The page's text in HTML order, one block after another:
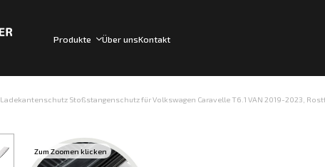
Produkte Über unsKontakt
Ladekantenschutz Stoßstangenschutz für Volkswagen Caravelle T6.1 VAN 2019-2023,
Zum Zoomen klicken